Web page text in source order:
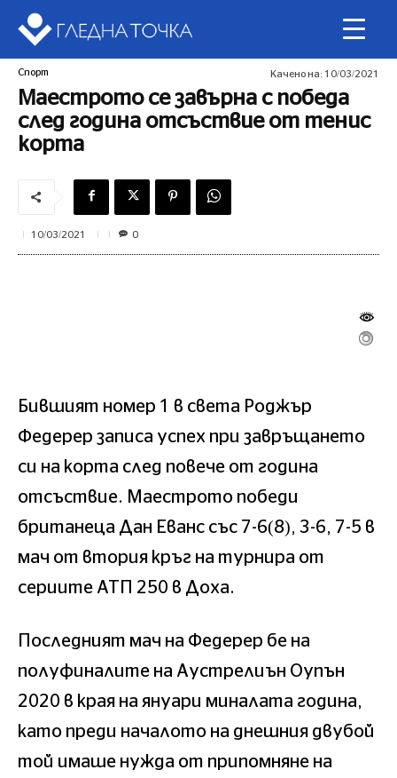
Спорт Качено на: 10/03/2021
Маестрото се завърна с победа
след година отсъствие от тенис
корта
10/03/2021 0
Бившият номер 1 в света Роджър
Федерер записа успех при завръщането
си на корта след повече от година
отсъствие. Маестрото победи
британеца Дан Еванс със 7-6(8), 3-6, 7-5 в
мач от втория кръг на турнира от
сериите АТП 250 в Доха.
Последният мач на Федерер бе на
полуфиналите на Аустрелиън Оупън
2020 в края на януари миналата година,
като преди началото на днешния двубой
той имаше нужда от припомняне на